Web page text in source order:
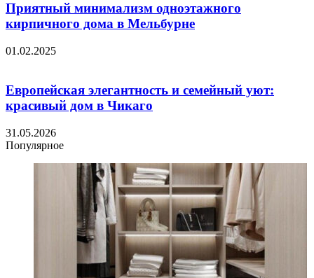
Приятный минимализм одноэтажного
кирпичного дома в Мельбурне
01.02.2025
Европейская элегантность и семейный уют:
красивый дом в Чикаго
31.05.2026
Популярное